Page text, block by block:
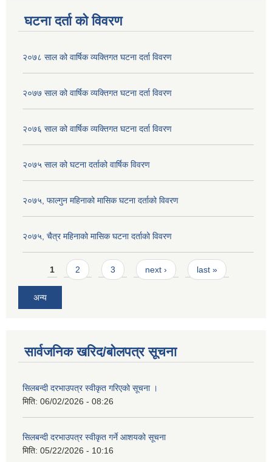
घटना दर्ता को विवरण
२०७८ साल को वार्षिक व्यक्तिगत घटना दर्ता विवरण
२०७७ साल को वार्षिक व्यक्तिगत घटना दर्ता विवरण
२०७६ साल को वार्षिक व्यक्तिगत घटना दर्ता विवरण
२०७५ साल को घटना दर्ताको वार्षिक विवरण
२०७५, फाल्गुन महिनाको मासिक घटना दर्ताको विवरण
२०७५, चैत्र महिनाको मासिक घटना दर्ताको विवरण
Pages
1 2 3 next › last »
अन्य
सार्वजनिक खरिद/बोलपत्र सूचना
सिलबन्दी दरभाउपत्र स्वीकृत गरिएको सूचना ।
मिति: 06/02/2026 - 08:26
सिलबन्दी दरभाउपत्र स्वीकृत गर्ने आशयको सूचना
मिति: 05/22/2026 - 10:16